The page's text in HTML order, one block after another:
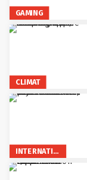
GAMING
CLIMAT
INTERNATIONAL